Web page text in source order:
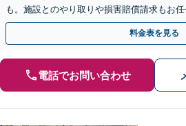
も。施設とのやり取りや損害賠償請求もお
可】【夜間・休日面談可】【関東エリア対
料金表を見る
電話でお問い合わせ